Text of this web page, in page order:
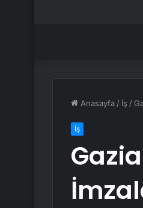
Anasayfa / İş /
İş